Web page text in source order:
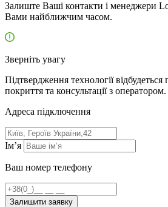
Залиште Ваші контакти і менеджери
Вами найближчим часом.
Зверніть увагу
Підтвердження технології відбудеться
покриття та консультації з оператором.
Адресa підключення
Ім’я
Ваш номер телефону
Залишити заявку